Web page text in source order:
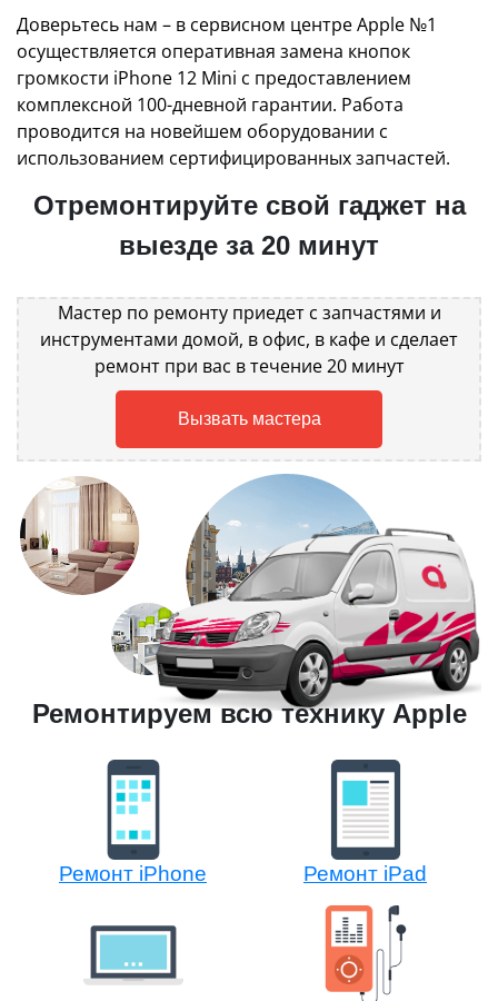
Доверьтесь нам – в сервисном центре Apple №1
осуществляется оперативная замена кнопок
громкости iPhone 12 Mini с предоставлением
комплексной 100-дневной гарантии. Работа
проводится на новейшем оборудовании с
использованием сертифицированных запчастей.
Отремонтируйте свой гаджет на
выезде за 20 минут
Мастер по ремонту приедет с запчастями и
инструментами домой, в офис, в кафе и сделает
ремонт при вас в течение 20 минут
Вызвать мастера
Ремонтируем всю технику Apple
Ремонт iPhone Ремонт iPad